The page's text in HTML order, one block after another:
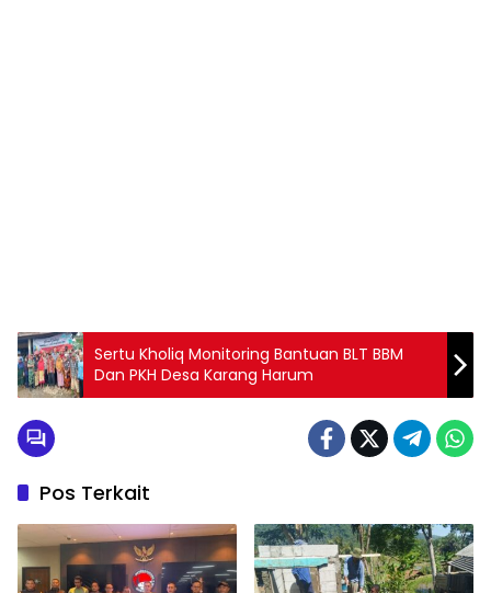
Sertu Kholiq Monitoring Bantuan BLT BBM
Dan PKH Desa Karang Harum
Pos Terkait